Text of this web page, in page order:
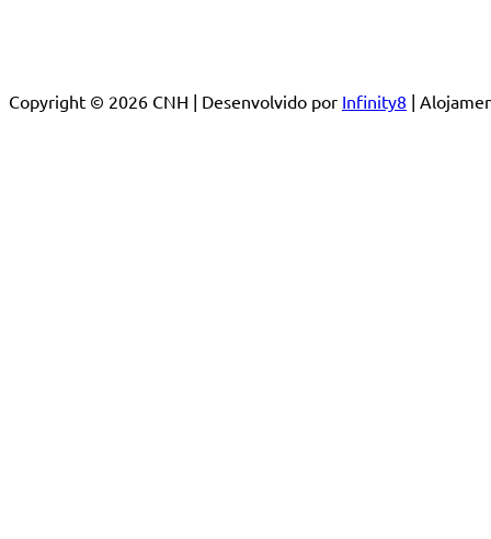
Copyright © 2026 CNH | Desenvolvido por Infinity8 |